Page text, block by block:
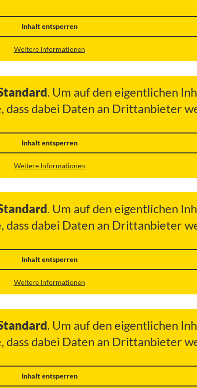
Inhalt entsperren
Weitere Informationen
. Um auf den eigentlichen
dass dabei Daten an Drittanbieter
Inhalt entsperren
Weitere Informationen
. Um auf den eigentlichen
dass dabei Daten an Drittanbieter
Inhalt entsperren
Weitere Informationen
. Um auf den eigentlichen
dass dabei Daten an Drittanbieter
Inhalt entsperren